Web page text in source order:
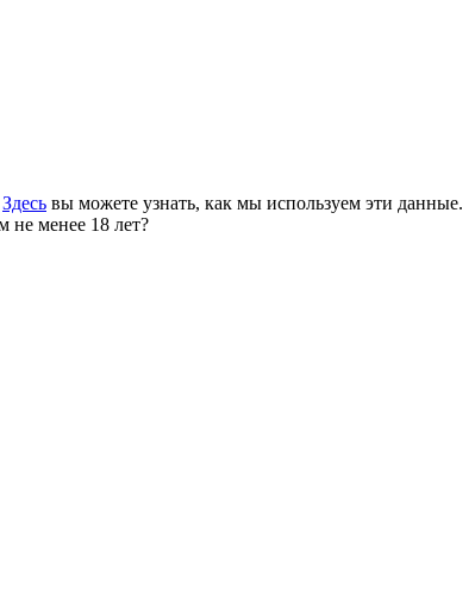
Здесь вы можете узнать, как мы используем эти данные.
не менее 18 лет?